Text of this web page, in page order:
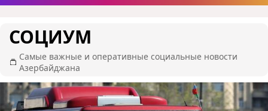
СОЦИУМ
Самые важные и оперативные социальные новости
Азербайджана